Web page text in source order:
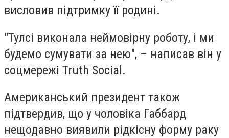
висловив підтримку її родині.
"Тулсі виконала неймовірну роботу, і ми
будемо сумувати за нею", – написав він у
соцмережі Truth Social.
Американський президент також
підтвердив, що у чоловіка Габбард
нещодавно виявили рідкісну форму раку